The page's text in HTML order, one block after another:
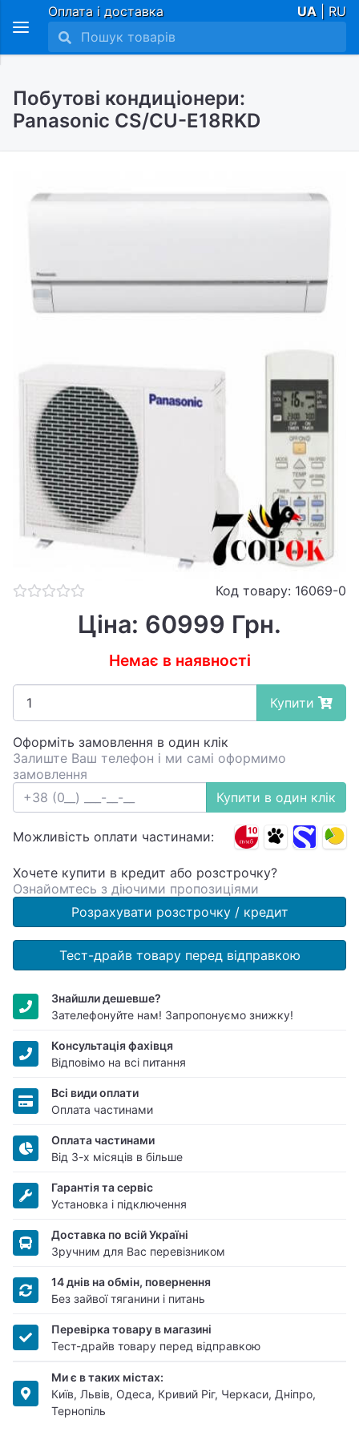
Оплата і доставка UA | RU
Побутові кондиціонери:
Panasonic CS/CU-E18RKD
Код товару: 16069-0
Ціна: 60999 Грн.
Немає в наявності
Купити
Оформіть замовлення в один клік
Залиште Ваш телефон і ми самі оформимо
замовлення
Купити в один клік
Можливість оплати частинами:
Хочете купити в кредит або розстрочку?
Ознайомтесь з діючими пропозиціями
Розрахувати розстрочку / кредит
Тест-драйв товару перед відправкою
Знайшли дешевше?
Зателефонуйте нам! Запропонуємо знижку!
Консультація фахівця
Відповімо на всі питання
Всі види оплати
Оплата частинами
Оплата частинами
Від 3-х місяців в більше
Гарантія та сервіс
Установка і підключення
Доставка по всій Україні
Зручним для Вас перевізником
14 днів на обмін, повернення
Без зайвої тяганини і питань
Перевірка товару в магазині
Тест-драйв товару перед відправкою
Ми є в таких містах:
Київ, Львів, Одеса, Кривий Ріг, Черкаси, Дніпро,
Тернопіль